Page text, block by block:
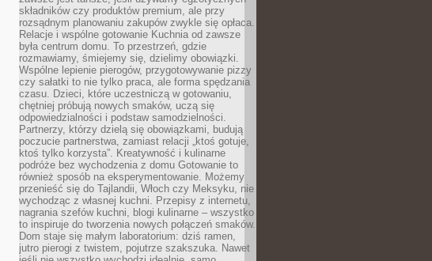
składników czy produktów premium, ale przy
rozsądnym planowaniu zakupów zwykle się opłaca.
Relacje i wspólne gotowanie Kuchnia od zawsze
była centrum domu. To przestrzeń, gdzie
rozmawiamy, śmiejemy się, dzielimy obowiązki.
Wspólne lepienie pierogów, przygotowywanie pizzy
czy sałatki to nie tylko praca, ale forma spędzania
czasu. Dzieci, które uczestniczą w gotowaniu,
chętniej próbują nowych smaków, uczą się
odpowiedzialności i podstaw samodzielności.
Partnerzy, którzy dzielą się obowiązkami, budują
poczucie partnerstwa, zamiast relacji „ktoś gotuje,
ktoś tylko korzysta”. Kreatywność i kulinarne
podróże bez wychodzenia z domu Gotowanie to
również sposób na eksperymentowanie. Możemy
przenieść się do Tajlandii, Włoch czy Meksyku, nie
wychodząc z własnej kuchni. Przepisy z internetu,
nagrania szefów kuchni, blogi kulinarne – wszystko
to inspiruje do tworzenia nowych połączeń smaków.
Dom staje się małym laboratorium: dziś ramen,
jutro pierogi z twistem, pojutrze szakszuka. Nawet